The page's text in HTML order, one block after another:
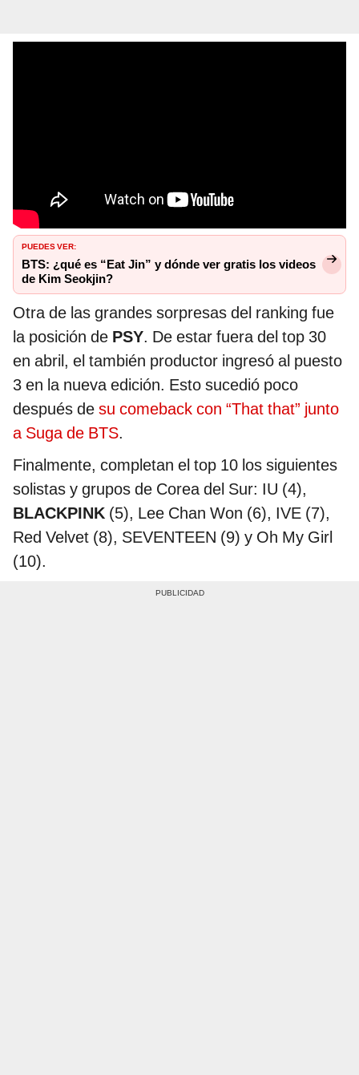
PUEDES VER:
BTS: ¿qué es “Eat Jin” y dónde ver gratis los videos
de Kim Seokjin?
Otra de las grandes sorpresas del ranking fue
la posición de PSY. De estar fuera del top 30
en abril, el también productor ingresó al puesto
3 en la nueva edición. Esto sucedió poco
después de su comeback con “That that” junto
a Suga de BTS.
Finalmente, completan el top 10 los siguientes
solistas y grupos de Corea del Sur: IU (4),
BLACKPINK (5), Lee Chan Won (6), IVE (7),
Red Velvet (8), SEVENTEEN (9) y Oh My Girl
(10).